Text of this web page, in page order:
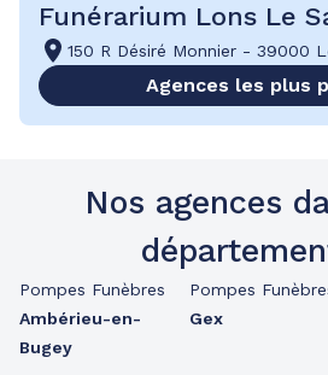
Funérarium Lons Le
150 R Désiré Monnier - 39000
Agences les plus
Nos agences
Pompes Funèbres
Ambérieu-en-
Bugey
Pompes
Gex